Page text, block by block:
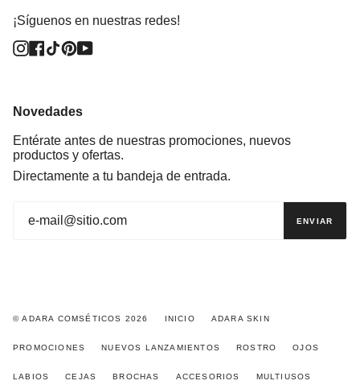
¡Síguenos en nuestras redes!
Instagram
Facebook
TikTokPinterest
YouTube
Novedades
Entérate antes de nuestras promociones, nuevos
productos y ofertas.
Directamente a tu bandeja de entrada.
ENVIAR
© ADARA COMSÉTICOS 2026 INICIO ADARA SKIN
PROMOCIONES NUEVOS LANZAMIENTOS ROSTRO OJOS
LABIOS CEJAS BROCHAS ACCESORIOS MULTIUSOS